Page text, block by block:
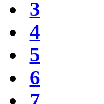
3
4
5
6